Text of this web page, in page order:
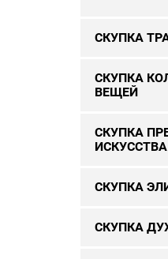
СКУПКА
СКУПКА
ВЕЩЕЙ
СКУПКА
ИСКУССТВА
СКУПКА
СКУПКА